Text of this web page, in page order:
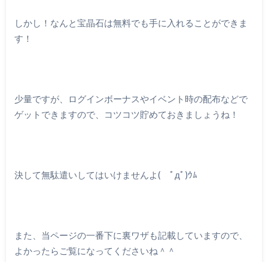
しかし！なんと宝晶石は無料でも手に入れることができま
す！
少量ですが、ログインボーナスやイベント時の配布などで
ゲットできますので、コツコツ貯めておきましょうね！
決して無駄遣いしてはいけませんよ( ﾟдﾟ)ｳﾑ
また、当ページの一番下に裏ワザも記載していますので、
よかったらご覧になってくださいね＾＾